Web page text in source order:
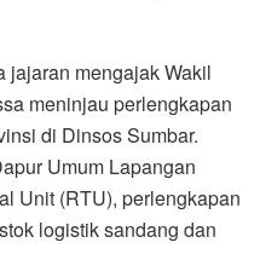
jajaran mengajak Wakil
meninjau perlengkapan
di Dinsos Sumbar.
Umum Lapangan
Unit (RTU), perlengkapan
logistik sandang dan